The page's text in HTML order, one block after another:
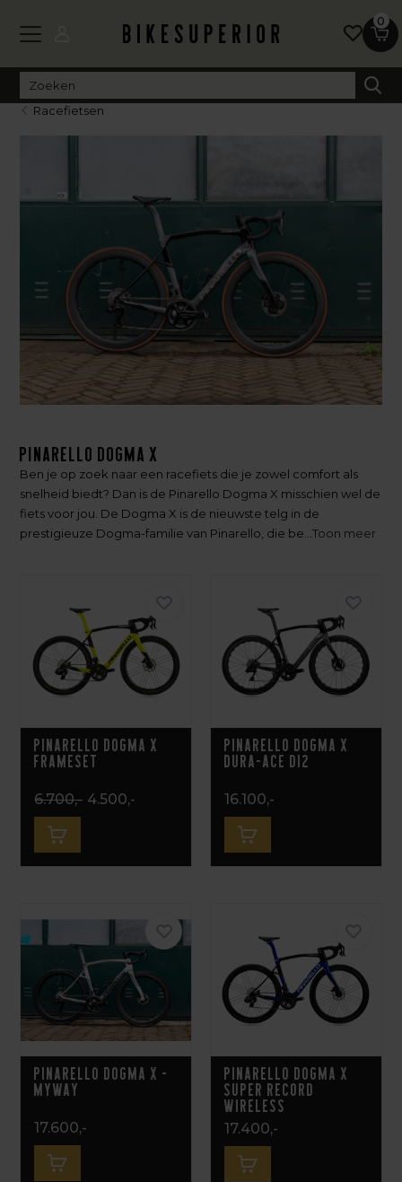
0
Racefietsen
Pinarello Dogma X
Ben je op zoek naar een racefiets die je zowel comfort als
snelheid biedt? Dan is de Pinarello Dogma X misschien wel de
fiets voor jou. De Dogma X is de nieuwste telg in de
prestigieuze Dogma-familie van Pinarello, die be...Toon meer
Pinarello Dogma X
Frameset
6.700,- 4.500,-
Pinarello Dogma X
Dura-Ace Di2
16.100,-
Pinarello Dogma X -
MyWay
17.600,-
Pinarello Dogma X
SUPER RECORD
WIRELESS
17.400,-